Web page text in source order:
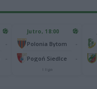
Jutro, 18:00
Polonia Bytom
Pogoń Siedlce
I liga